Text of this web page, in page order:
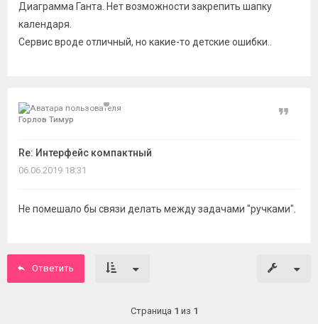
Диаграмма Ганта. Нет возможности закрепить шапку
календаря.
Сервис вроде отличный, но какие-то детские ошибки..
Горлов Тимур
Re: Интерфейс компактный
Цитата
06.06.2019 18:31
Не помешало бы связи делать между задачами "ручками".
Ответить
Страница 1 из 1